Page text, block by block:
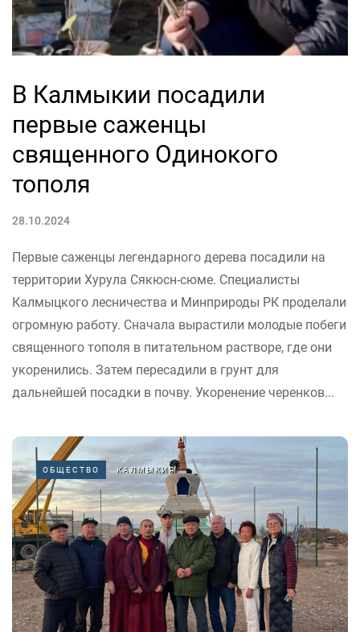
В Калмыкии посадили
первые саженцы
священного Одинокого
тополя
28.10.2024
Первые саженцы легендарного дерева посадили на
территории Хурула Сякюсн-сюме. Специалисты
Калмыцкого лесничества и Минприроды РК проделали
огромную работу. Сначала вырастили молодые побеги
священного тополя в питательном растворе, где они
укоренились. Затем пересадили в грунт для
дальнейшей посадки в почву. Укоренение черенков...
ОБЩЕСТВО КАЛМЫКИЯ